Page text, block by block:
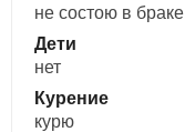
не состою в браке
Дети
нет
Курение
курю